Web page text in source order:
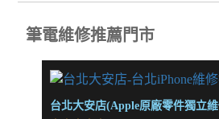
筆電維修推薦門市
台北大安店(Apple原廠零件獨立